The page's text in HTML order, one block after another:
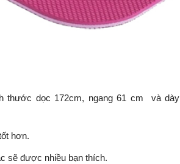
thước dọc 172cm, ngang 61 cm và dày
hơn.
sẽ được nhiều bạn thích.